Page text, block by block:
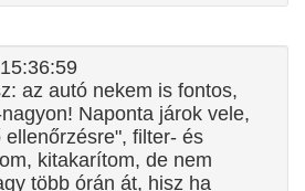
az autó nekem is fontos,
Naponta járok vele,
filter- és
kitakarítom, de nem
több órán át, hisz ha